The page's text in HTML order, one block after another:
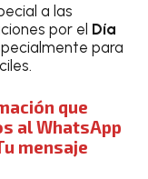
a las
por el Día
para
que
al WhatsApp
mensaje